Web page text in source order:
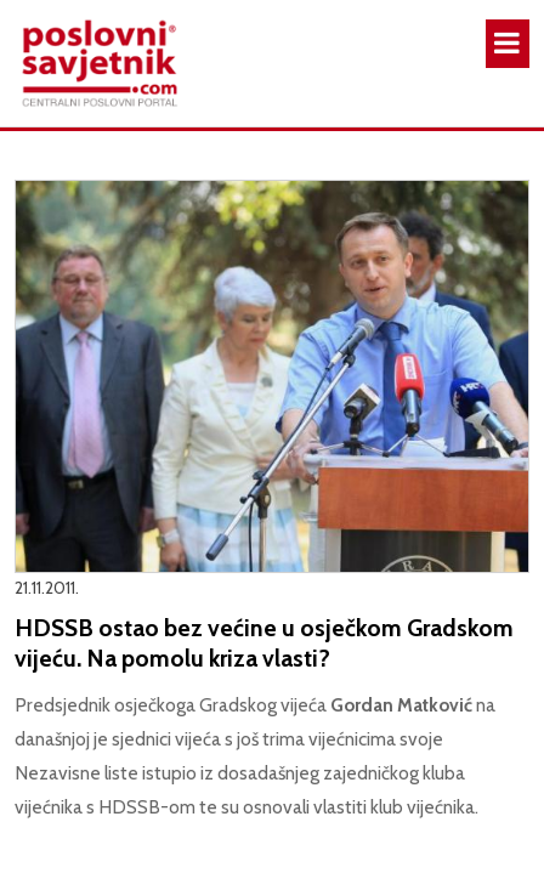
21.11.2011.
HDSSB ostao bez većine u osječkom Gradskom
vijeću. Na pomolu kriza vlasti?
Predsjednik osječkoga Gradskog vijeća Gordan Matkovićna
današnjoj je sjednici vijeća s još trima vijećnicima svoje
Nezavisne liste istupio iz dosadašnjeg zajedničkog kluba
vijećnika s HDSSB-om te su osnovali vlastiti klub vijećnika.